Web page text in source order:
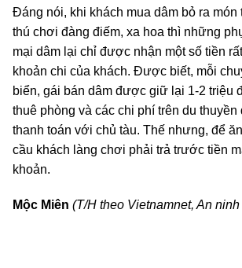
Đáng nói, khi khách mua dâm bỏ ra
thú chơi đàng điếm, xa hoa thì những
mại dâm lại chỉ được nhận một số tiền
khoản chi của khách. Được biết, mỗi
biển, gái bán dâm được giữ lại 1-2 triệu
thuê phòng và các chi phí trên du thuyền
thanh toán với chủ tàu. Thế nhưng, để
cầu khách làng chơi phải trả trước tiền
khoản.
Mộc Miên (T/H theo Vietnamnet, An